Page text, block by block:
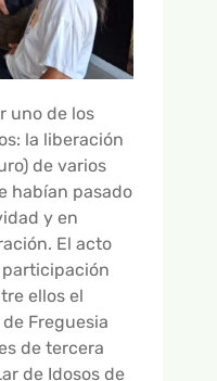
uno de los
la liberación
de varios
habían pasado
y en
El acto
ellos el
Freguesia
de tercera
de Idosos de